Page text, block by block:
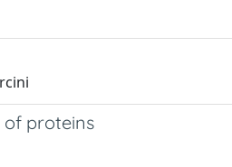
of proteins